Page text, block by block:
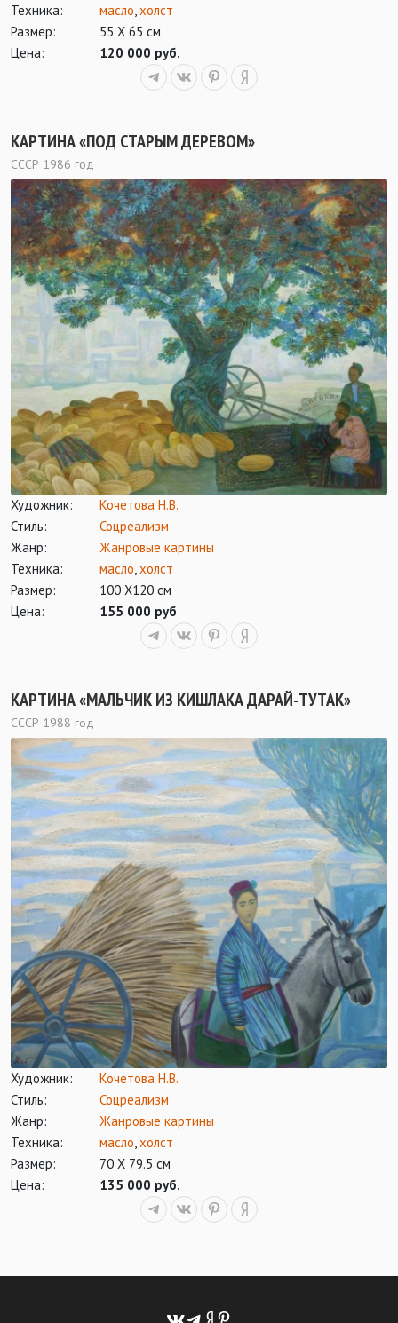
Техника:
масло холст
Размер:
55 Х 65 см
Цена:
120 000 руб.
КАРТИНА «ПОД СТАРЫМ ДЕРЕВОМ»
СССР 1986 год
Художник:
Кочетова Н.В.
Стиль:
Соцреализм
Жанр:
Жанровые картины
Техника:
масло холст
Размер:
100 Х120 см
Цена:
155 000 руб
КАРТИНА «МАЛЬЧИК ИЗ КИШЛАКА ДАРАЙ-ТУТАК»
СССР 1988 год
Художник:
Кочетова Н.В.
Стиль:
Соцреализм
Жанр:
Жанровые картины
Техника:
масло холст
Размер:
70 Х 79.5 см
Цена:
135 000 руб.